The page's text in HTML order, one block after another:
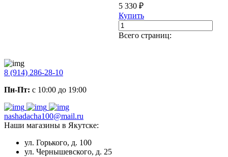
5 330 ₽
Купить
Всего страниц:
8 (914) 286-28-10
Пн-Пт: с 10:00 до 19:00
nashadacha100@mail.ru
Наши магазины в Якутске:
ул. Горького, д. 100
ул. Чернышевского, д. 25